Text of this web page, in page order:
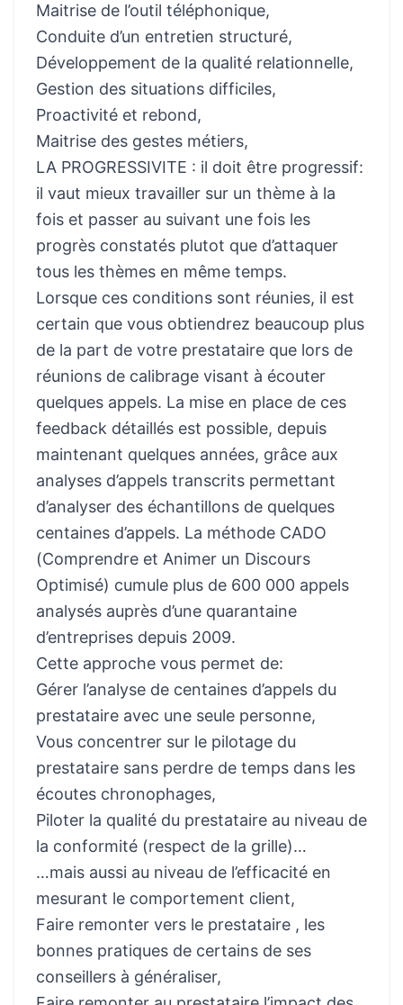
Maitrise de l’outil téléphonique,
Conduite d’un entretien structuré,
Développement de la qualité relationnelle,
Gestion des situations difficiles,
Proactivité et rebond,
Maitrise des gestes métiers,
LA PROGRESSIVITE : il doit être progressif:
il vaut mieux travailler sur un thème à la
fois et passer au suivant une fois les
progrès constatés plutot que d’attaquer
tous les thèmes en même temps.
Lorsque ces conditions sont réunies, il est
certain que vous obtiendrez beaucoup plus
de la part de votre prestataire que lors de
réunions de calibrage visant à écouter
quelques appels. La mise en place de ces
feedback détaillés est possible, depuis
maintenant quelques années, grâce aux
analyses d’appels transcrits permettant
d’analyser des échantillons de quelques
centaines d’appels. La méthode CADO
(Comprendre et Animer un Discours
Optimisé) cumule plus de 600 000 appels
analysés auprès d’une quarantaine
d’entreprises depuis 2009.
Cette approche vous permet de:
Gérer l’analyse de centaines d’appels du
prestataire avec une seule personne,
Vous concentrer sur le pilotage du
prestataire sans perdre de temps dans les
écoutes chronophages,
Piloter la qualité du prestataire au niveau de
la conformité (respect de la grille)…
…mais aussi au niveau de l’efficacité en
mesurant le comportement client,
Faire remonter vers le prestataire , les
bonnes pratiques de certains de ses
conseillers à généraliser,